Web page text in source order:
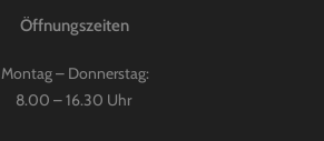
Öffnungszeiten
Montag – Donnerstag:
8.00 – 16.30 Uhr